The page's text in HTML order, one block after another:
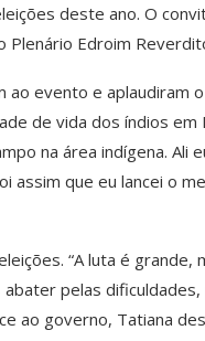
deste ano. O
Edroim
evento e aplaudiram
de vida dos índios
na área indígena. Ali
assim que eu lancei o
“A luta é
pelas
ao governo, Tatiana